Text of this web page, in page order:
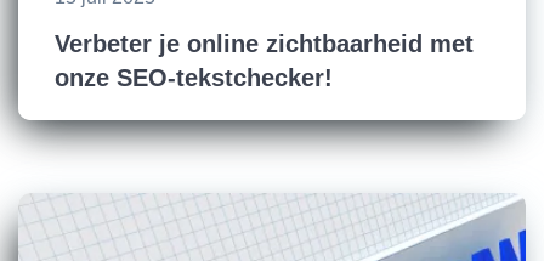
Verbeter je online zichtbaarheid met
onze SEO-tekstchecker!